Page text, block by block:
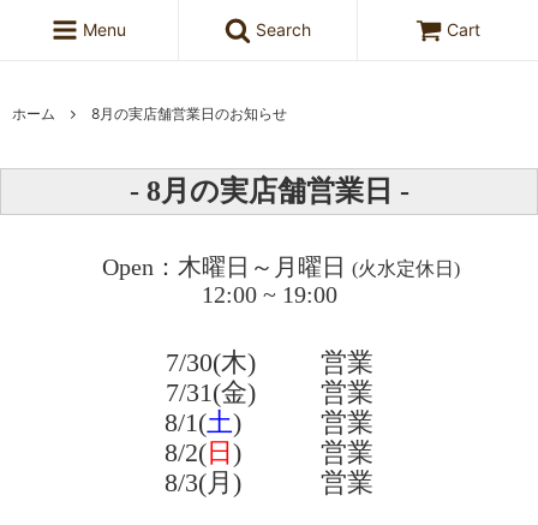
Menu Search Cart
ホーム 8月の実店舗営業日のお知らせ
- 8月の実店舗営業日 -
Open：木曜日～月曜日 (火水定休日)
12:00 ~ 19:00
7/30(木) 営業
7/31(金) 営業
8/1(土) 営業
8/2(日) 営業
8/3(月) 営業